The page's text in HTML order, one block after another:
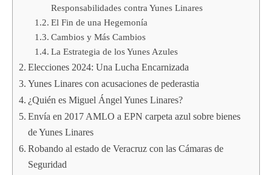
Responsabilidades contra Yunes Linares
El Fin de una Hegemonía
Cambios y Más Cambios
La Estrategia de los Yunes Azules
Elecciones 2024: Una Lucha Encarnizada
Yunes Linares con acusaciones de pederastia
¿Quién es Miguel Ángel Yunes Linares?
Envía en 2017 AMLO a EPN carpeta azul sobre bienes
de Yunes Linares
Robando al estado de Veracruz con las Cámaras de
Seguridad